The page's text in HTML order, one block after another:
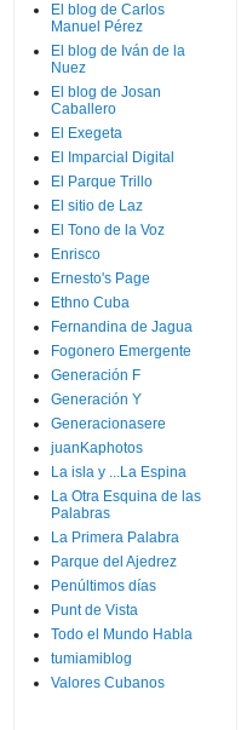
El blog de Carlos
Manuel Pérez
El blog de Iván de la
Nuez
El blog de Josan
Caballero
El Exegeta
El Imparcial Digital
El Parque Trillo
El sitio de Laz
El Tono de la Voz
Enrisco
Ernesto's Page
Ethno Cuba
Fernandina de Jagua
Fogonero Emergente
Generación F
Generación Y
Generacionasere
juanKaphotos
La isla y ...La Espina
La Otra Esquina de las
Palabras
La Primera Palabra
Parque del Ajedrez
Penúltimos días
Punt de Vista
Todo el Mundo Habla
tumiamiblog
Valores Cubanos